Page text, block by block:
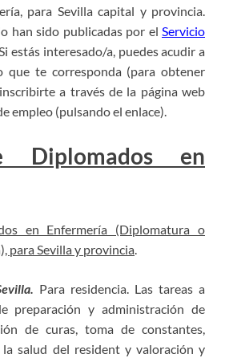
para Sevilla capital y provincia.
han sido publicadas por el Servicio
estás interesado/a, puedes acudir a
que te corresponda (para obtener
a través de la página web
empleo (pulsando el enlace).
Diplomados en
en Enfermería (Diplomatura o
para Sevilla y provincia.
Para residencia. Las tareas a
preparación y administración de
de curas, toma de constantes,
salud del resident y valoración y